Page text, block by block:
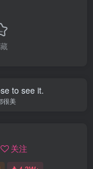
to see it.
很美
关注